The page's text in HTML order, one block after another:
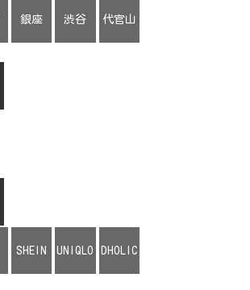
銀座 渋谷 代官山
SHEIN UNIQLO DHOLIC